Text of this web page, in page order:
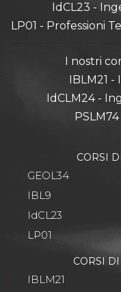
IdCL23 -
LP01 - Professioni
I nostri
IBLM21
IdCLM24 -
CORSI
GEOL34
IBL9
IdCL23
LP01
CORSI
IBLM21